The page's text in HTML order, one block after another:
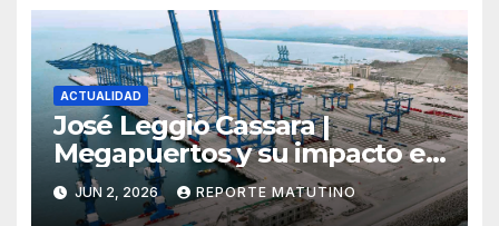
ACTUALIDAD
José Leggio Cassara |
Megapuertos y su impacto en
el turismo y el comercio
global
JUN 2, 2026 REPORTE MATUTINO